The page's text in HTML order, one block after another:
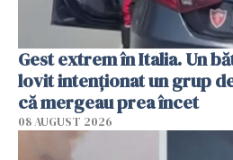
Gest extrem în Italia. Un
lovit intenționat un grup
că mergeau prea încet
08 AUGUST 2026